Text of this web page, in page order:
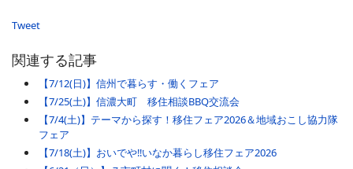
Tweet
関連する記事
【7/12(日)】信州で暮らす・働くフェア
【7/25(土)】信濃大町 移住相談BBQ交流会
【7/4(土)】テーマから探す！移住フェア2026＆地域おこし協力隊
フェア
【7/18(土)】おいでや‼いなか暮らし移住フェア2026